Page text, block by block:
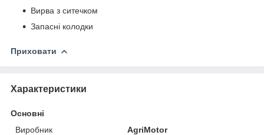
Вирва з ситечком
Запасні колодки
Приховати
Характеристики
Основні
Виробник
AgriMotor